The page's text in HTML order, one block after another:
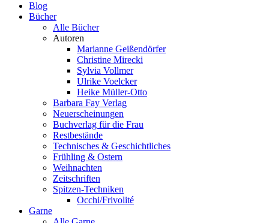
Blog
Bücher
Alle Bücher
Autoren
Marianne Geißendörfer
Christine Mirecki
Sylvia Vollmer
Ulrike Voelcker
Heike Müller-Otto
Barbara Fay Verlag
Neuerscheinungen
Buchverlag für die Frau
Restbestände
Technisches & Geschichtliches
Frühling & Ostern
Weihnachten
Zeitschriften
Spitzen-Techniken
Occhi/Frivolité
Garne